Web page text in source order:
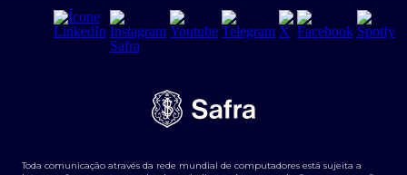
Segurança da Informação
Tarifas e serviços Pessoa Física
Transparência de remuneração
Agronegócios
Toda comunicação através da rede mundial de computadores está sujeita a